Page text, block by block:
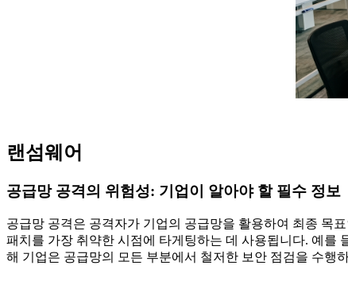
랜섬웨어
공급망 공격의 위험성: 기업이 알아야 할 필수 정보
공급망 공격은 공격자가 기업의 공급망을 활용하여 최종 목
패치를 가장 취약한 시점에 타게팅하는 데 사용됩니다. 예를
해 기업은 공급망의 모든 부분에서 철저한 보안 점검을 수행